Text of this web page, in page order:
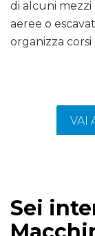
di alcuni mezzi
aeree o
organizza corsi
VAI
Sei